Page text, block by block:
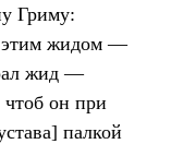
Гриму:
этим жидом —
жид —
чтоб он при
палкой